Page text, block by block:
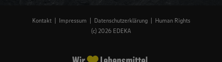
Kontakt Impressum Datenschutzerklärung
Human Rights
(c) 2026 EDEKA